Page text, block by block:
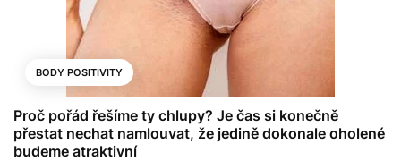
BODY POSITIVITY
Proč pořád řešíme ty chlupy? Je čas si konečně
přestat nechat namlouvat, že jedině dokonale oholené
budeme atraktivní